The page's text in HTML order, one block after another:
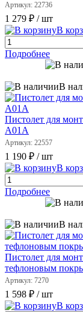
Артикул: 22736
1 279 ₽ / шт
В
Подробнее
В
Пистолет для
A01A
Артикул: 22557
1 190 ₽ / шт
В
Подробнее
В
Пистолет для
тефлоновым
Артикул: 7270
1 598 ₽ / шт
В